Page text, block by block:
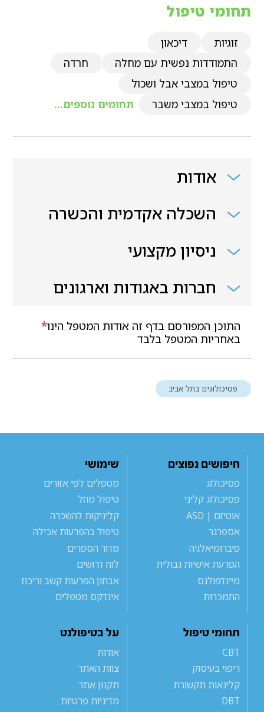
תחומי טיפול
זוגיות
דיכאון
התמודדות נפשית עם מחלה
חרדה
טיפול במצבי אבל ושכול
טיפול במצבי משבר
תחומים נוספים...
אודות
השכלה אקדמית והכשרה
ניסיון מקצועי
חברות באגודות וארגונים
*התוכן המפורסם בדף זה אודות המטפל הינו
באחריות המטפל בלבד
פסיכולוגים בתל אביב
חיפושים נפוצים
פסיכולוג
פסיכולוג קליני
אוטיזם | ASD
אספרגר
פיברומיאלגיה
הפרעת אישיות גבולית
מיינדפולנס
התמכרות
שימושי
מטפלים לפי אזורים
טיפול מוזל
קליניקות להשכרה
טיפול בהפרעות אכילה
מדור הספרים
לוח דרושים
אבחון הפרעות קשב וריכוז
אינדקס מטפלים
תחומי טיפול
CBT
ריפוי בעיסוק
קלינאות תקשורת
DBT
על בטיפולנט
אודות
צוות האתר
תקנון אתר
מדיניות פרטיות